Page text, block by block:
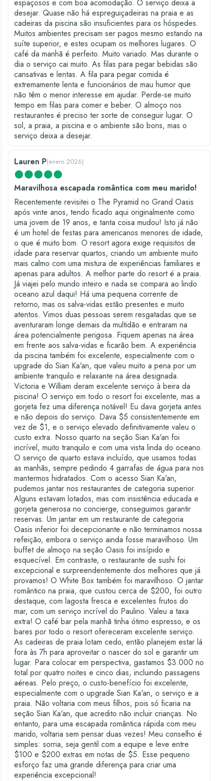
espaçosos e com boa acomodação. O serviço deixa a
desejar. Quase não há espreguiçadeiras na praia e as
cadeiras da piscina são insuficientes para os hóspedes.
Muitos ambientes precisam ser pagos mesmo estando na
suíte superior, e estes ocupam os melhores lugares. O
café da manhã é perfeito. Muito variado. Mas durante o
dia o serviço cai muito. As filas para pegar bebidas são
cansativas e lentas. A fila para pegar comida é
extremamente lenta e funcionários de mau humor que
não têm o menor interesse em ajudar. Perde-se muito
tempo em filas para comer e beber. O almoço nos
restaurantes é preciso ter sorte de conseguir lugar. O
sol, a praia, a piscina e o ambiente são bons, mas o
serviço deixa a desejar.
Lauren P(enero 2026)
Maravilhosa escapada romântica com meu marido!
Recentemente revisitei o The Pyramid no Grand Oasis
após vinte anos, tendo ficado aqui originalmente como
uma jovem de 19 anos, e tanta coisa mudou! Isto já não
é um hotel de festas para americanos menores de idade,
o que é muito bom. O resort agora exige requisitos de
idade para reservar quartos, criando um ambiente muito
mais calmo com uma mistura de experiências familiares e
apenas para adultos. A melhor parte do resort é a praia.
Já viajei pelo mundo inteiro e nada se compara ao lindo
oceano azul daqui! Há uma pequena corrente de
retorno, mas os salva-vidas estão presentes e muito
atentos. Vimos duas pessoas serem resgatadas que se
aventuraram longe demais da multidão e entraram na
área potencialmente perigosa. Fiquem apenas na área
em frente aos salva-vidas e ficarão bem. A experiência
da piscina também foi excelente, especialmente com o
upgrade do Sian Ka'an, que valeu muito a pena por um
ambiente tranquilo e relaxante na área designada.
Victoria e William deram excelente serviço à beira da
piscina! O serviço em todo o resort foi excelente, mas a
gorjeta fez uma diferença notável! Eu dava gorjeta antes
e não depois do serviço. Dava $5 consistentemente em
vez de $1, e o serviço elevado definitivamente valeu o
custo extra. Nosso quarto na seção Sian Ka'an foi
incrível, muito tranquilo e com uma vista linda do oceano.
O serviço de quarto estava incluído, que usamos todas
as manhãs, sempre pedindo 4 garrafas de água para nos
mantermos hidratados. Com o acesso Sian Ka'an,
pudemos jantar nos restaurantes de categoria superior.
Alguns estavam lotados, mas com insistência educada e
gorjeta generosa no concierge, conseguimos garantir
reservas. Um jantar em um restaurante de categoria
Oasis inferior foi decepcionante e não terminamos nossa
refeição, embora o serviço ainda fosse maravilhoso. Um
buffet de almoço na seção Oasis foi insípido e
esquecível. Em contraste, o restaurante de sushi foi
excepcional e surpreendentemente dos melhores que já
provamos! O White Box também foi maravilhoso. O jantar
romântico na praia, que custou cerca de $200, foi outro
destaque, com lagosta fresca e excelentes frutos do
mar, com um serviço incrível do Paulino. Valeu a taxa
extra! O café bar pela manhã tinha ótimo espresso, e os
bares por todo o resort ofereceram excelente serviço.
As cadeiras de praia lotam cedo, então planejem estar lá
fora às 7h para aproveitar o nascer do sol e garantir um
lugar. Para colocar em perspectiva, gastamos $3.000 no
total por quatro noites e cinco dias, incluindo passagens
aéreas. Pelo preço, o custo-benefício foi excelente,
especialmente com o upgrade Sian Ka'an, o serviço e a
praia. Não voltaria com meus filhos, pois só ficaria na
seção Sian Ka'an, que acredito não incluir crianças. No
entanto, para uma escapada romântica rápida com meu
marido, voltaria sem pensar duas vezes! Meu conselho é
simples: sorria, seja gentil com a equipe e leve entre
$100 e $200 extras em notas de $5. Esse pequeno
esforço faz uma grande diferença para criar uma
experiência excepcional!